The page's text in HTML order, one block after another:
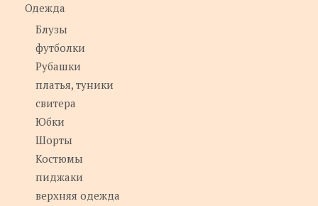
Одежда
Блузы
футболки
Рубашки
платья, туники
свитера
Юбки
Шорты
Костюмы
пиджаки
верхняя одежда